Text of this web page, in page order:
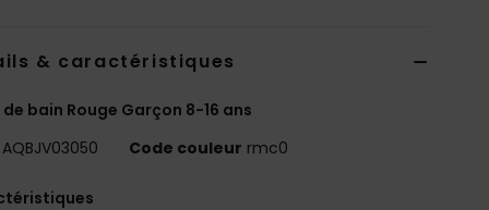
& caractéristiques
bain Rouge Garçon 8-16 ans
AQBJV03050 Code couleur rmc0